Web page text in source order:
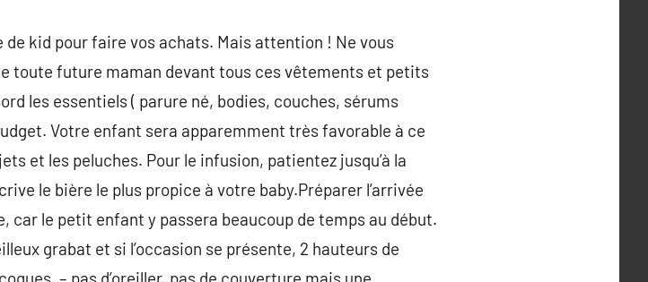
kid pour faire vos achats. Mais attention ! Ne vous
toute future maman devant tous ces vêtements et petits
les essentiels ( parure né, bodies, couches, sérums
Votre enfant sera apparemment très favorable à ce
et les peluches. Pour le infusion, patientez jusqu’à la
le bière le plus propice à votre baby.Préparer l’arrivée
car le petit enfant y passera beaucoup de temps au début.
grabat et si l’occasion se présente, 2 hauteurs de
– pas d’oreiller, pas de couverture mais une